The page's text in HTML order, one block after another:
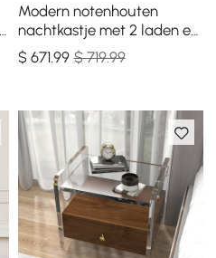
Modern notenhouten
nachtkastje met 2 laden en
gesinterd stenen blad
$ 671.99 $ 719.99